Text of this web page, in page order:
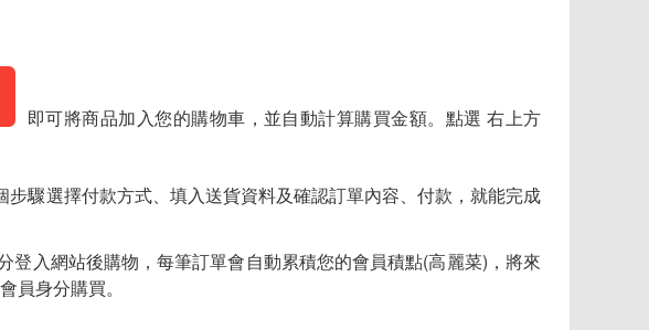
即可將商品加入您的購物車，並自動計算購買金額。點選 右上方
驟選擇付款方式、填入送貨資料及確認訂單內容、付款，就能完成
入網站後購物，每筆訂單會自動累積您的會員積點(高麗菜)，將來
會員身分購買。